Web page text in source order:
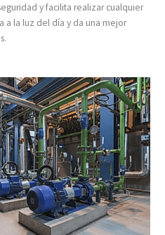
y facilita realizar cualquier
a la luz del día y da una mejor